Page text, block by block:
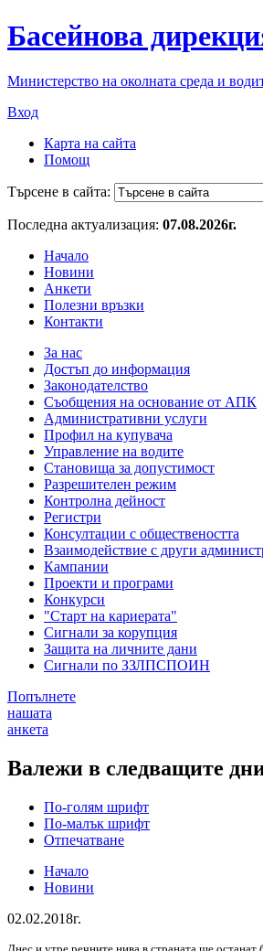
Басейнова
Министерство на околната среда и
Вход
Карта на сайта
Помощ
Търсене в сайта:
Последна актуализация: 07.08.2026г.
Начало
Новини
Анкети
Полезни връзки
Контакти
За нас
Достъп до информация
Законодателство
Съобщения на основание от АПК
Административни услуги
Профил на купувача
Управление на водите
Становища за допустимост
Разрешителен режим
Контролна дейност
Регистри
Консултации с обществеността
Взаимодействие с други
Кампании
Проекти и програми
Конкурси
"Старт на кариерата"
Сигнали за корупция
Защита на личните дани
Сигнали по ЗЗЛПСПОИН
Попълнете
нашата
анкета
Валежи в следващите
По-голям шрифт
По-малък шрифт
Отпечатване
Начало
Новини
02.02.2018г.